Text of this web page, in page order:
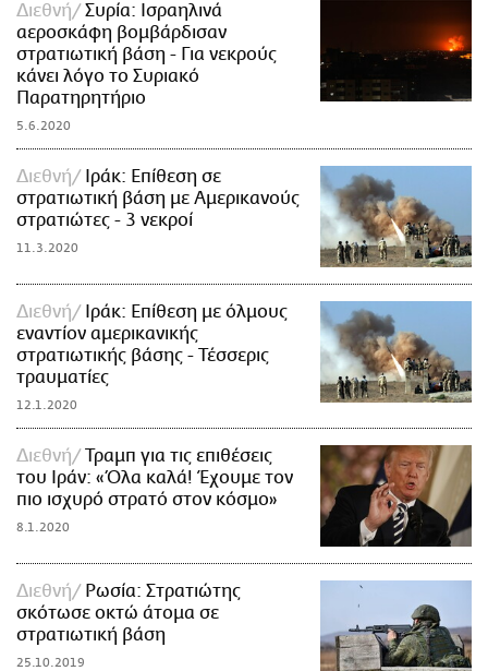
Διεθνή
Συρία: Ισραηλινά
αεροσκάφη βομβάρδισαν
στρατιωτική βάση - Για νεκρούς
κάνει λόγο το Συριακό
Παρατηρητήριο
5.6.2020
Διεθνή
Ιράκ: Επίθεση σε
στρατιωτική βάση με Αμερικανούς
στρατιώτες - 3 νεκροί
11.3.2020
Διεθνή
Ιράκ: Επίθεση με όλμους
εναντίον αμερικανικής
στρατιωτικής βάσης - Τέσσερις
τραυματίες
12.1.2020
Διεθνή
Τραμπ για τις επιθέσεις
του Ιράν: «Όλα καλά! Έχουμε τον
πιο ισχυρό στρατό στον κόσμο»
8.1.2020
Διεθνή
Ρωσία: Στρατιώτης
σκότωσε οκτώ άτομα σε
στρατιωτική βάση
25.10.2019